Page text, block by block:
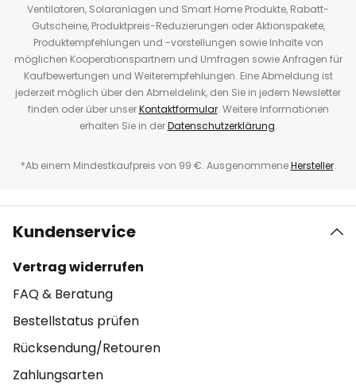
Ventilatoren, Solaranlagen und Smart Home Produkte, Rabatt-
Gutscheine, Produktpreis-Reduzierungen oder Aktionspakete,
Produktempfehlungen und -vorstellungen sowie Inhalte von
möglichen Kooperationspartnern und Umfragen sowie Anfragen für
Kaufbewertungen und Weiterempfehlungen. Eine Abmeldung ist
jederzeit möglich über den Abmeldelink, den Sie in jedem Newsletter
finden oder über unserKontaktformular. Weitere Informationen
erhalten Sie in derDatenschutzerklärung.
*Ab einem Mindestkaufpreis von 99 €. AusgenommeneHersteller.
Kundenservice
Vertrag widerrufen
FAQ & Beratung
Bestellstatus prüfen
Rücksendung/Retouren
Zahlungsarten